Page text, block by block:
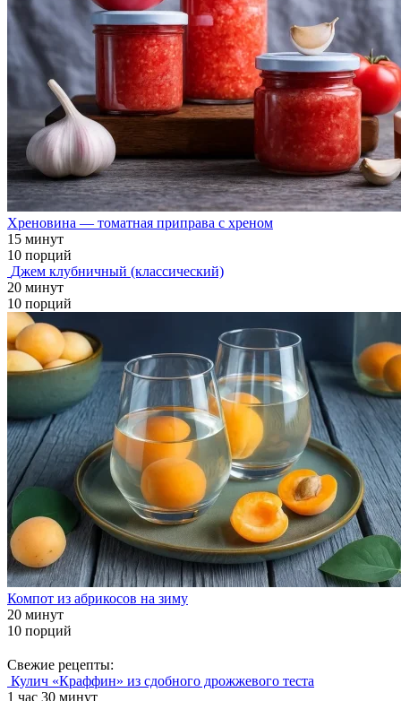
Хреновина — томатная приправа с хреном
15 минут
10 порций
Джем клубничный (классический)
20 минут
10 порций
Компот из абрикосов на зиму
20 минут
10 порций
Свежие рецепты:
Кулич «Краффин» из сдобного дрожжевого теста
1 час 30 минут